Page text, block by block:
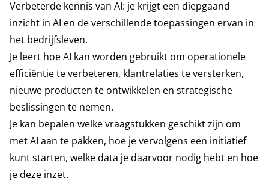
Verbeterde kennis van AI: je krijgt een diepgaand
inzicht in AI en de verschillende toepassingen ervan in
het bedrijfsleven.
Je leert hoe AI kan worden gebruikt om operationele
efficiëntie te verbeteren, klantrelaties te versterken,
nieuwe producten te ontwikkelen en strategische
beslissingen te nemen.
Je kan bepalen welke vraagstukken geschikt zijn om
met AI aan te pakken, hoe je vervolgens een initiatief
kunt starten, welke data je daarvoor nodig hebt en hoe
je deze inzet.